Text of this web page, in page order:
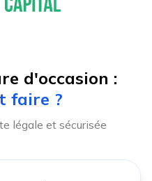
d'occasion :
faire ?
légale et sécurisée